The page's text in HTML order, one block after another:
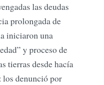
las deudas
prolongada de
iniciaron una
y proceso de
tierras desde hacía
los denunció por